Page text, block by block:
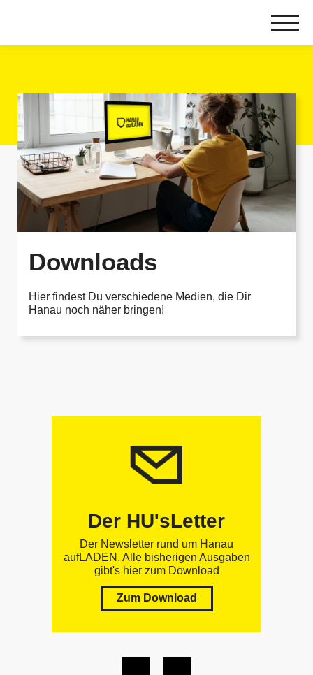
Downloads
Hier findest Du verschiedene Medien, die Dir
Hanau noch näher bringen!
Der HU'sLetter
Der Newsletter rund um Hanau
aufLADEN. Alle bisherigen Ausgaben
gibt's hier zum Download
Zum Download